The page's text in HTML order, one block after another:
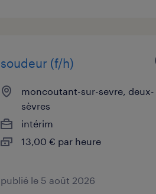
soudeur (f/h)
moncoutant-sur-sevre, deux-
sèvres
intérim
13,00 € par heure
publié le 5 août 2026